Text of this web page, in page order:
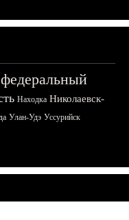
Находка Николаевск-
Улан-Удэ Уссурийск